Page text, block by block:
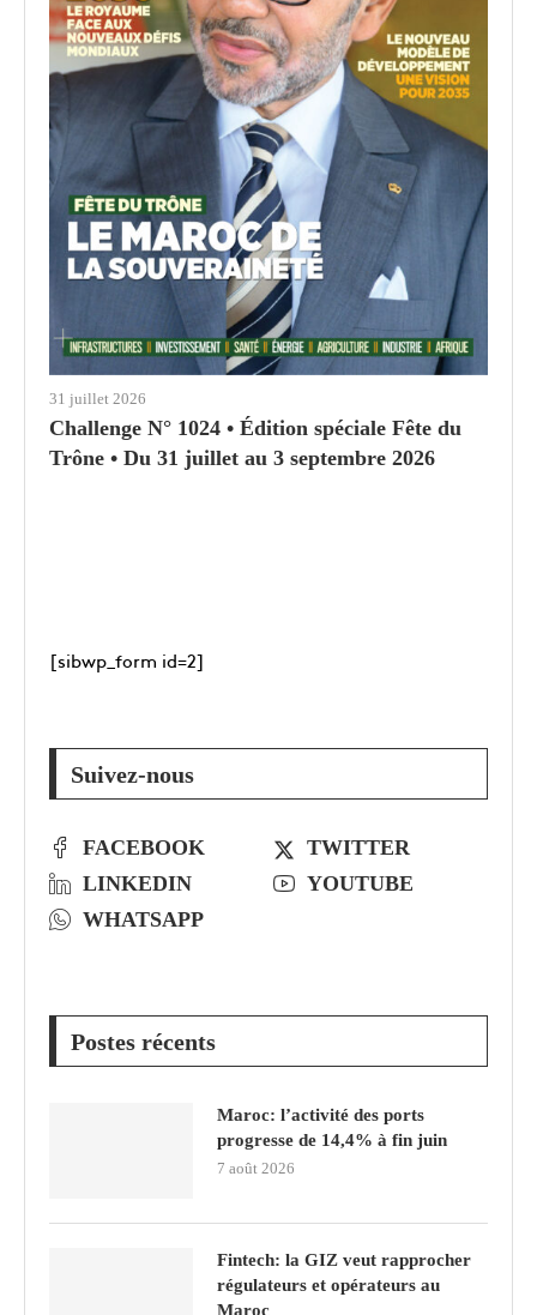
31 juillet 2026
Challenge N° 1024 • Édition spéciale Fête du
Trône • Du 31 juillet au 3 septembre 2026
[sibwp_form id=2]
Suivez-nous
FACEBOOK
TWITTER
LINKEDIN
YOUTUBE
WHATSAPP
Postes récents
Maroc: l’activité des ports
progresse de 14,4% à fin juin
7 août 2026
Fintech: la GIZ veut rapprocher
régulateurs et opérateurs au
Maroc